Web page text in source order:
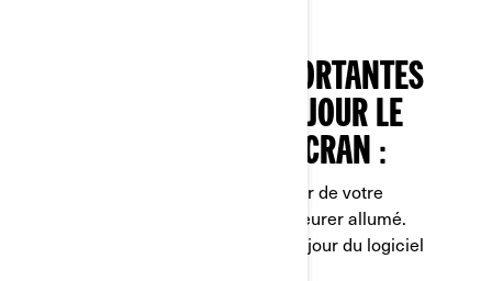
INFORMATIONS IMPORTANTES
AVANT DE METTRE À JOUR LE
LOGICIEL DE VOTRE ÉCRAN :
- Vous pouvez éteindre le moteur de votre
véhicule, mais l'écran doit demeurer allumé.
- N'effectuez jamais de mises à jour du logiciel